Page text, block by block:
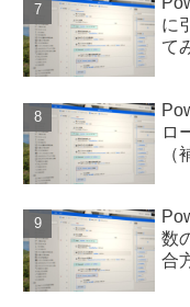
に
て
ロ
（
数
合